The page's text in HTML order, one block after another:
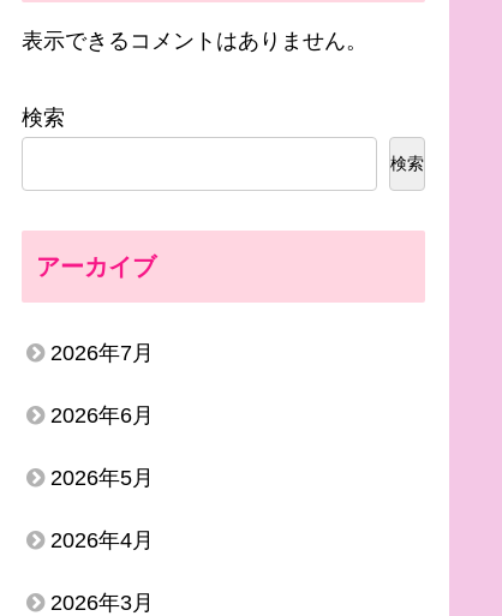
表示できるコメントはありません。
検索
検索
アーカイブ
2026年7月
2026年6月
2026年5月
2026年4月
2026年3月